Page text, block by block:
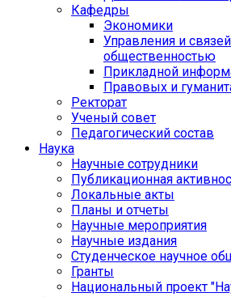
Кафедры
Экономики
Управления и
общественностью
Прикладной
Правовых и
Ректорат
Ученый совет
Педагогический состав
Наука
Научные сотрудники
Публикационная
Локальные акты
Планы и отчеты
Научные мероприятия
Научные издания
Студенческое научное
Гранты
Национальный проект